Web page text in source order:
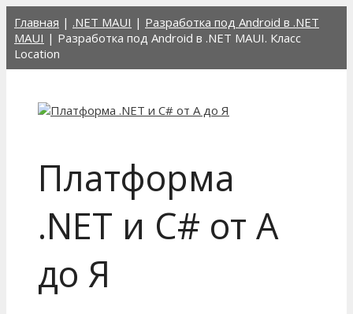
содержимому
Главная | .NET MAUI | Разработка под Android в .NET
MAUI | Разработка под Android в .NET MAUI. Класс
Location
Платформа
.NET и C# от А
до Я